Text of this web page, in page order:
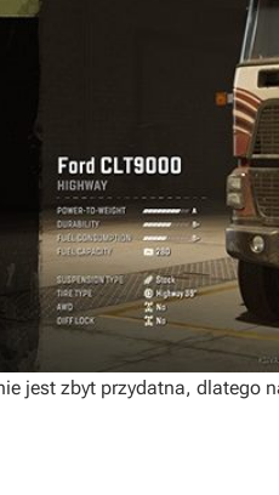
jest zbyt przydatna, dlatego